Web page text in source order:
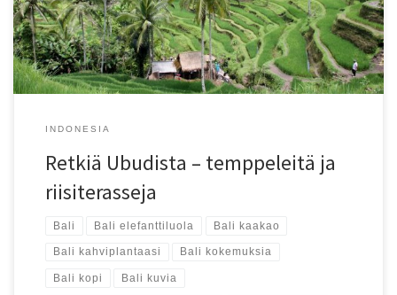
INDONESIA
Retkiä Ubudista – temppeleitä ja
riisiterasseja
Bali Bali elefanttiluola Bali kaakao
Bali kahviplantaasi Bali kokemuksia
Bali kopi Bali kuvia